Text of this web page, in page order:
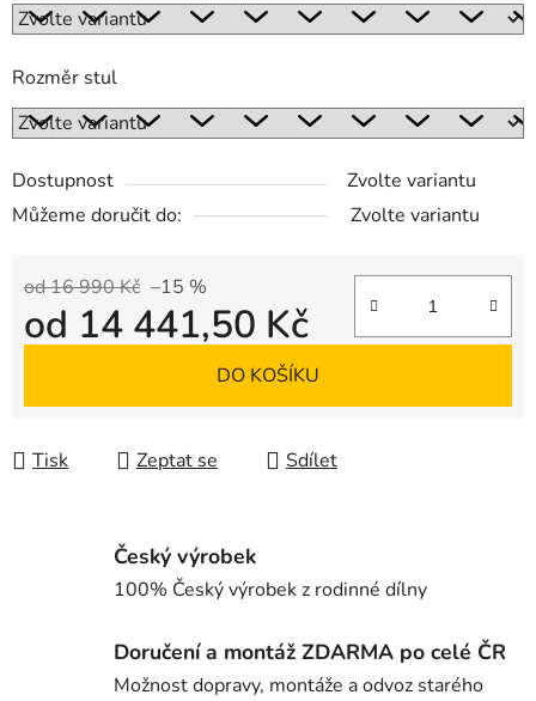
Rozměr stul
Dostupnost
Zvolte variantu
Můžeme doručit do:
Zvolte variantu
od 16 990 Kč –15 %
od 14 441,50 Kč
DO KOŠÍKU
Tisk Zeptat se Sdílet
Český výrobek
100% Český výrobek z rodinné dílny
Doručení a montáž ZDARMA po celé ČR
Možnost dopravy, montáže a odvoz starého